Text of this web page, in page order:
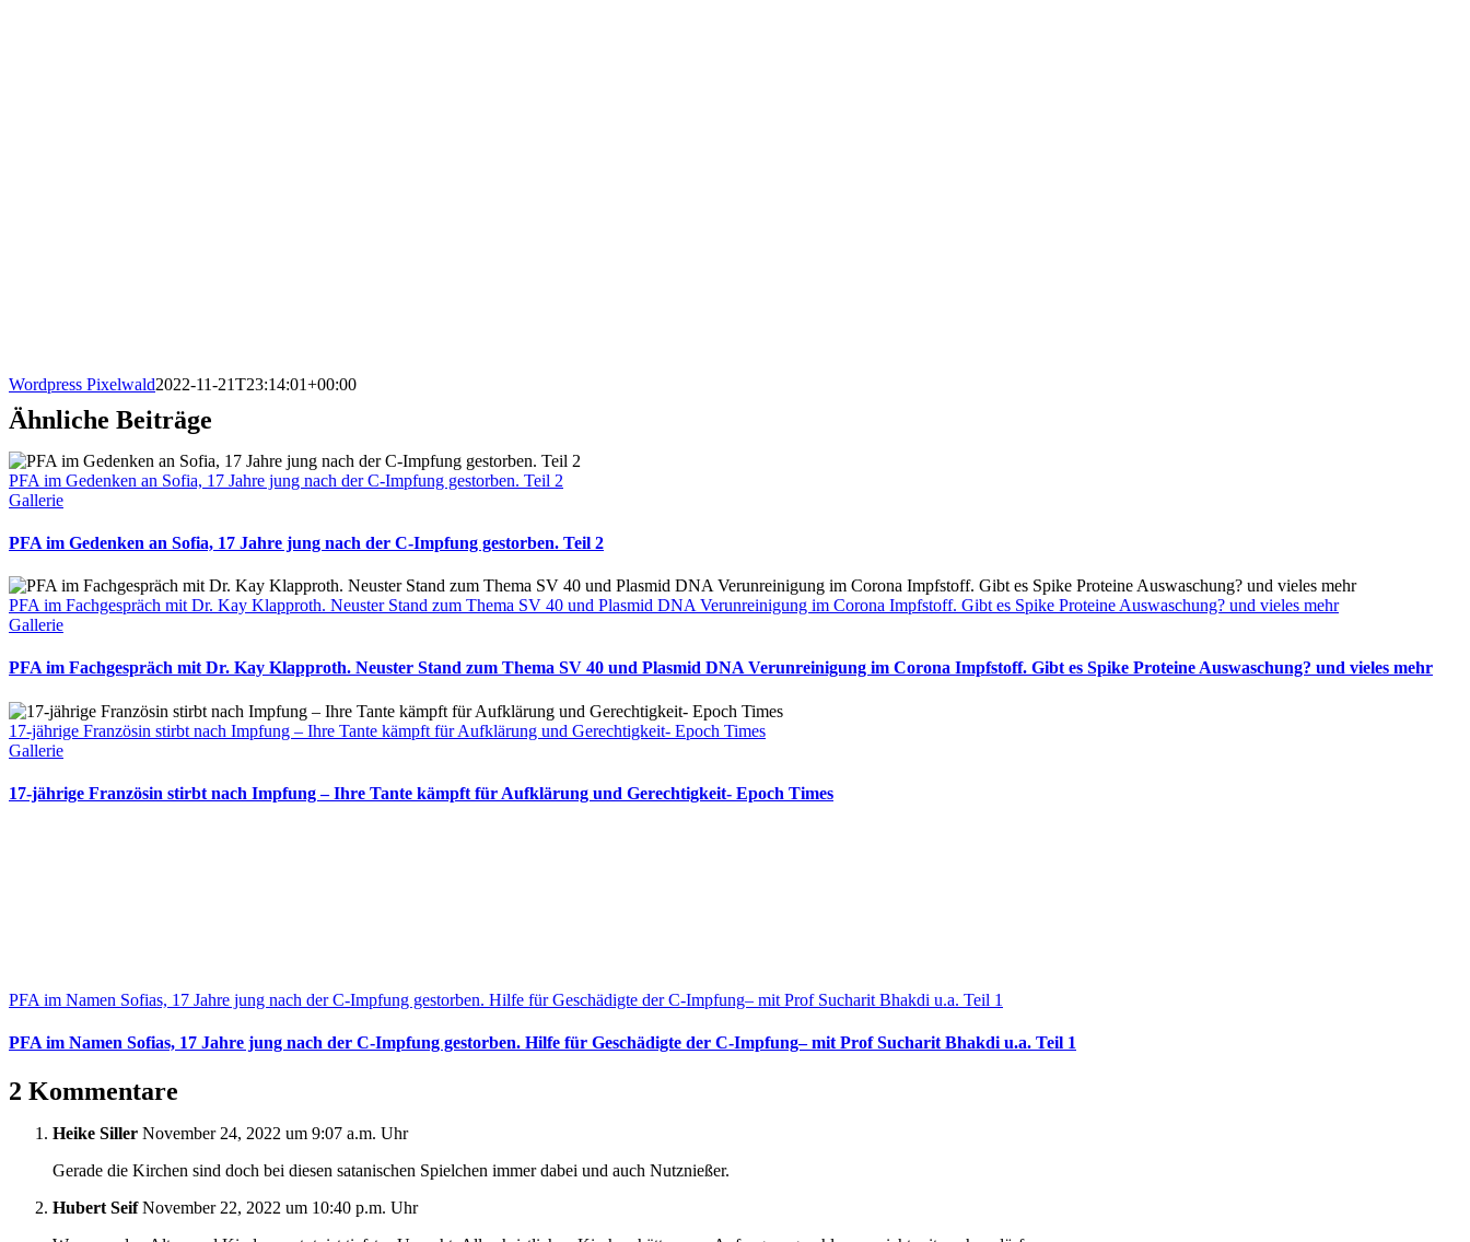
Wordpress Pixelwald2022-11-21T23:14:01+00:00
Ähnliche Beiträge
PFA im Gedenken an Sofia, 17 Jahre jung nach der C-Impfung gestorben. Teil 2
Gallerie
PFA im Gedenken an Sofia, 17 Jahre jung nach der C-Impfung gestorben. Teil 2
PFA im Fachgespräch mit Dr. Kay Klapproth. Neuster Stand zum Thema SV 40 und Plasmid DNA Verunreinigung im Corona Impfstoff. Gibt es Spike Proteine Auswaschung? und vieles mehr
Gallerie
PFA im Fachgespräch mit Dr. Kay Klapproth. Neuster Stand zum Thema SV 40 und Plasmid DNA Verunreinigung im Corona Impfstoff. Gibt es Spike Proteine Auswaschung? und vieles mehr
17-jährige Französin stirbt nach Impfung – Ihre Tante kämpft für Aufklärung und Gerechtigkeit- Epoch Times
Gallerie
17-jährige Französin stirbt nach Impfung – Ihre Tante kämpft für Aufklärung und Gerechtigkeit- Epoch Times
PFA im Namen Sofias, 17 Jahre jung nach der C-Impfung gestorben. Hilfe für Geschädigte der C-Impfung– mit Prof Sucharit Bhakdi u.a. Teil 1
PFA im Namen Sofias, 17 Jahre jung nach der C-Impfung gestorben. Hilfe für Geschädigte der C-Impfung– mit Prof Sucharit Bhakdi u.a. Teil 1
2 Kommentare
Heike Siller November 24, 2022 um 9:07 a.m. Uhr
Gerade die Kirchen sind doch bei diesen satanischen Spielchen immer dabei und auch Nutznießer.
Hubert SeifNovember 22, 2022 um 10:40 p.m. Uhr